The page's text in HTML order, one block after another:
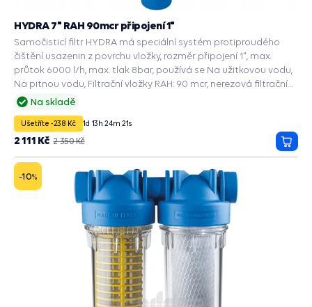
Na skladě
HYDRA 7" RAH 90mcr připojení 1"
Samočisticí filtr HYDRA má speciální systém protiproudého
čištění usazenin z povrchu vložky, rozměr připojení 1", max.
průtok 6000 l/h, max. tlak 8bar, používá se Na užitkovou vodu,
Na pitnou vodu, Filtrační vložky RAH: 90 mcr, nerezová filtrační
síťka filtruje nečistoty a usazeniny.
Ušetříte -238 Kč 1d 13h 24m 20s
2 350 Kč
2 111 Kč
do
-10%